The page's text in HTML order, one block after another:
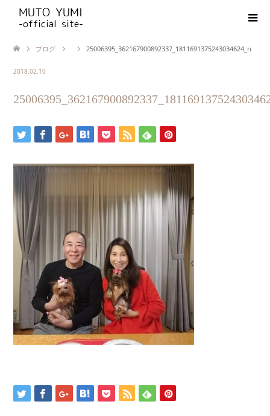
ブログ 25006395_362167900892337_1811691375243034624_n
2018.02.10